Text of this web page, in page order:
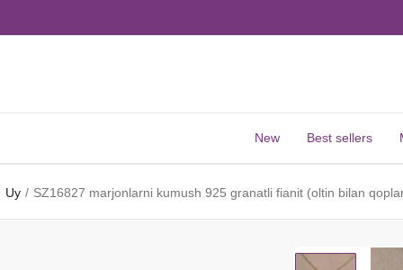
New Best sellers
Uy SZ16827 marjonlarni kumush 925 granatli fianit (oltin bilan